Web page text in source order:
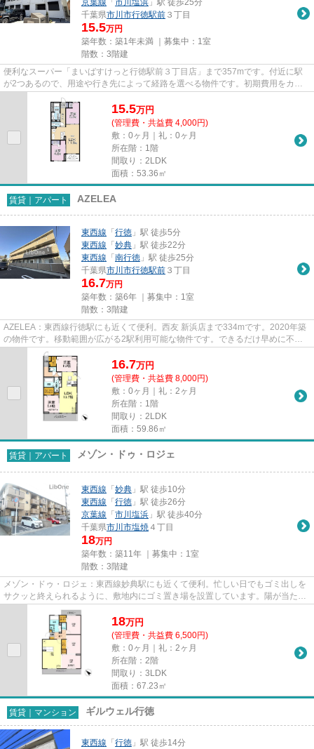
京葉線 「 市川塩浜 」駅 徒歩25分
千葉県市川市行徳駅前 ３丁目
15.5万円
築年数：築1年未満 ｜募集中： 1室
階数：3階建
便利なスーパー「まいばすけっと行徳駅前３丁目店」まで357mです。付近に駅
が2つあるので、用途や行き先によって経路を選べる物件です。初期費用をカー
ドでお支払いいただけるので、カ...
15.5万円
(管理費・共益費 4,000円)
敷：0ヶ月｜礼：0ヶ月
所在階：1階
間取り：2LDK
面積：53.36㎡
賃貸｜アパート AZELEA
東西線 「 行徳 」駅 徒歩5分
東西線 「 妙典 」駅 徒歩22分
東西線 「 南行徳 」駅 徒歩25分
千葉県市川市行徳駅前 ３丁目
16.7万円
築年数：築6年 ｜募集中： 1室
階数：3階建
AZELEA：東西線行徳駅にも近くて便利。西友 新浜店まで334mです。2020年築
の物件です。移動範囲が広がる2駅利用可能な物件です。できるだけ早めに不動
産情報を集めたい方は当社スタッ...
16.7万円
(管理費・共益費 8,000円)
敷：0ヶ月｜礼：2ヶ月
所在階：1階
間取り：2LDK
面積：59.86㎡
賃貸｜アパート メゾン・ドゥ・ロジェ
東西線 「 妙典 」駅 徒歩10分
東西線 「 行徳 」駅 徒歩26分
京葉線 「 市川塩浜 」駅 徒歩40分
千葉県市川市塩焼 ４丁目
18万円
築年数：築11年 ｜募集中： 1室
階数：3階建
メゾン・ドゥ・ロジェ：東西線妙典駅にも近くて便利。忙しい日でもゴミ出しを
サクッと終えられるように、敷地内にゴミ置き場を設置しています。陽が当たる
物件は湿気も少なく健康な毎...
18万円
(管理費・共益費 6,500円)
敷：0ヶ月｜礼：2ヶ月
所在階：2階
間取り：3LDK
面積：67.23㎡
賃貸｜マンション ギルウェル行徳
東西線 「 行徳 」駅 徒歩14分